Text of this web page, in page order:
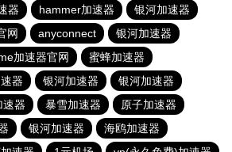
器 hammer加速器
银河加速器
网 anyconnect
银河加速器
加速器官网
蜜蜂加速器
器 银河加速器
银河加速器
速器 暴雪加速器
原子加速器
银河加速器
海鸥加速器